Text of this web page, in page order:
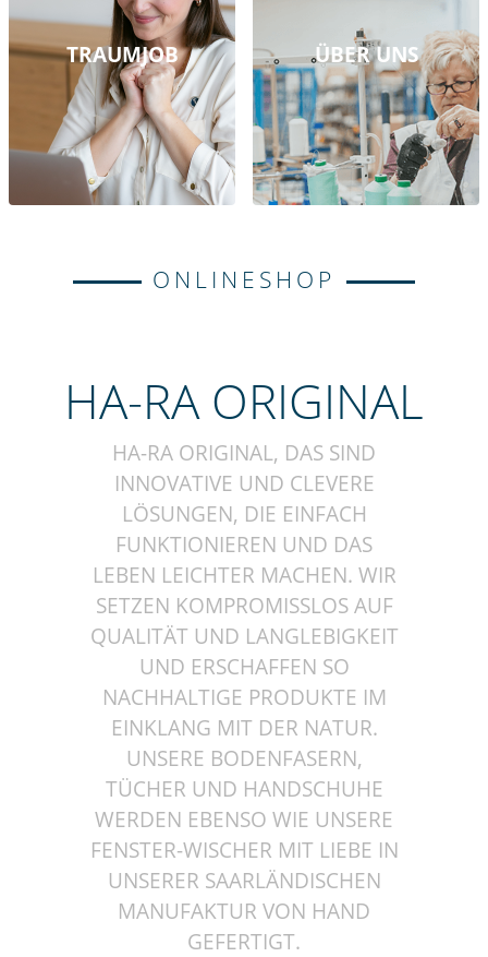
TRAUMJOB ÜBER UNS
ONLINESHOP
HA-RA ORIGINAL
HA-RA ORIGINAL, DAS SIND
INNOVATIVE UND CLEVERE
LÖSUNGEN, DIE EINFACH
FUNKTIONIEREN UND DAS
LEBEN LEICHTER MACHEN. WIR
SETZEN KOMPROMISSLOS AUF
QUALITÄT UND LANGLEBIGKEIT
UND ERSCHAFFEN SO
NACHHALTIGE PRODUKTE IM
EINKLANG MIT DER NATUR.
UNSERE BODENFASERN,
TÜCHER UND HANDSCHUHE
WERDEN EBENSO WIE UNSERE
FENSTER-WISCHER MIT LIEBE IN
UNSERER SAARLÄNDISCHEN
MANUFAKTUR VON HAND
GEFERTIGT.